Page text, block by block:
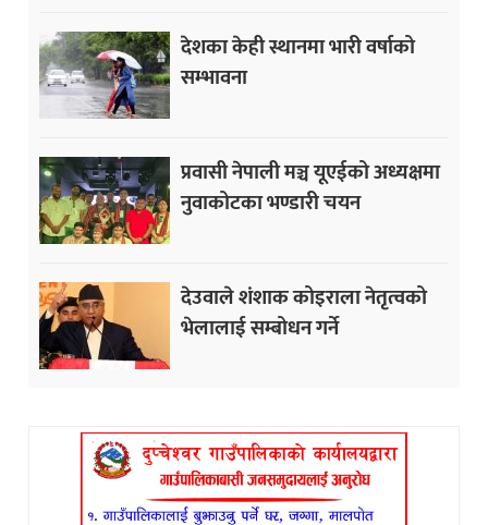
देशका केही स्थानमा भारी वर्षाको
सम्भावना
प्रवासी नेपाली मञ्च यूएईको अध्यक्षमा
नुवाकोटका भण्डारी चयन
देउवाले शंशाक कोइराला नेतृत्वको
भेलालाई सम्बोधन गर्ने